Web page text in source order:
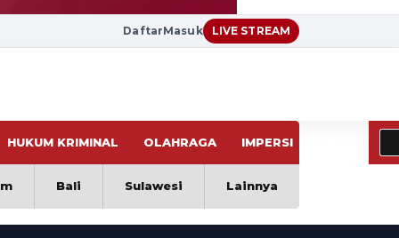
DaftarMasuk LIVE STREAM
HUKUM KRIMINAL OLAHRAGA IMPERSI
Bali Sulawesi Lainnya